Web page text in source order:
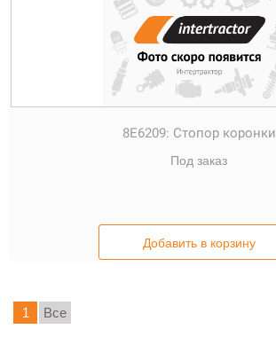
8Е6209: Стопор коронки
Под заказ
Добавить в корзину
1 Все